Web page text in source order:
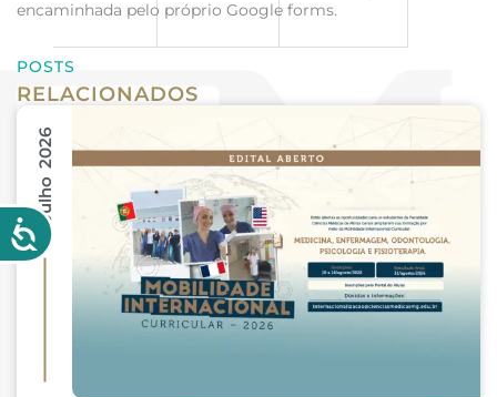
encaminhada pelo próprio Google forms.
POSTS
RELACIONADOS
31 Julho 2026